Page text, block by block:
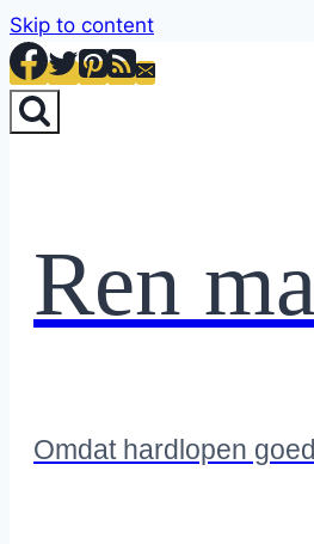
Skip to content
Ren
Omdat hardlopen